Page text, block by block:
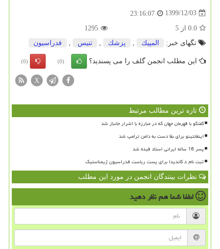
1399/12/03
23:16:07
0.0 از 5
1295
تگهای خبر:
المپیك پزشك تنیس فدراسیون
این مطلب انجمن گلف را می پسندید؟ (0)
(0)
X
تازه ترین مطالب مرتبط
گفتگو با قهرمان جهان که در مبارزه با اشرار جانباز شد
اینفانتینو برای بقا دست به دامن ترامپ شد
پسر 16 ساله ایرانی استاد فیده شد
ثبت نام ۸ کاندیدا برای پست ریاست فدراسیون ژیمناستیک
نظرات بینندگان انجمن در مورد این مطلب
لطفا شما همنظر دهید